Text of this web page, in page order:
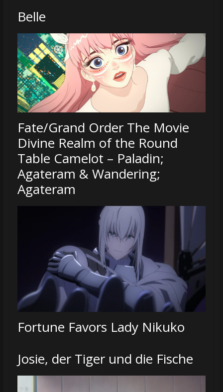
Belle
Fate/Grand Order The Movie
Divine Realm of the Round
Table Camelot – Paladin;
Agateram & Wandering;
Agateram
Fortune Favors Lady Nikuko
Josie, der Tiger und die Fische